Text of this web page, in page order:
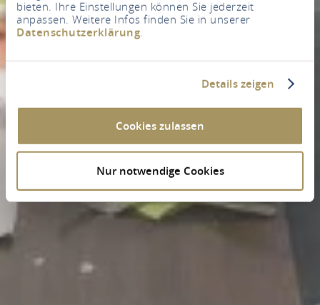
bieten. Ihre Einstellungen können Sie jederzeit
anpassen. Weitere Infos finden Sie in unserer
Datenschutzerklärung.
Details zeigen
Cookies zulassen
Nur notwendige Cookies